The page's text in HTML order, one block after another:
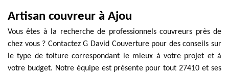
Artisan couvreur à Ajou
Vous êtes à la recherche de professionnels couvreurs près de
chez vous ? Contactez G David Couverture pour des conseils sur
le type de toiture correspondant le mieux à votre projet et à
votre budget. Notre équipe est présente pour tout 27410 et ses